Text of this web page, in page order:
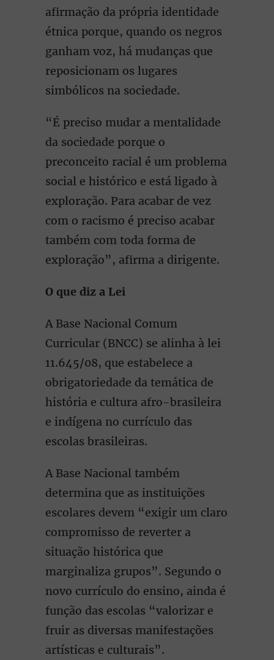
afirmação da própria identidade
étnica porque, quando os negros
ganham voz, há mudanças que
reposicionam os lugares
simbólicos na sociedade.
“É preciso mudar a mentalidade
da sociedade porque o
preconceito racial é um problema
social e histórico e está ligado à
exploração. Para acabar de vez
com o racismo é preciso acabar
também com toda forma de
exploração”, afirma a dirigente.
O que diz a Lei
A Base Nacional Comum
Curricular (BNCC) se alinha à lei
11.645/08, que estabelece a
obrigatoriedade da temática de
história e cultura afro-brasileira
e indígena no currículo das
escolas brasileiras.
A Base Nacional também
determina que as instituições
escolares devem “exigir um claro
compromisso de reverter a
situação histórica que
marginaliza grupos”. Segundo o
novo currículo do ensino, ainda é
função das escolas “valorizar e
fruir as diversas manifestações
artísticas e culturais”.